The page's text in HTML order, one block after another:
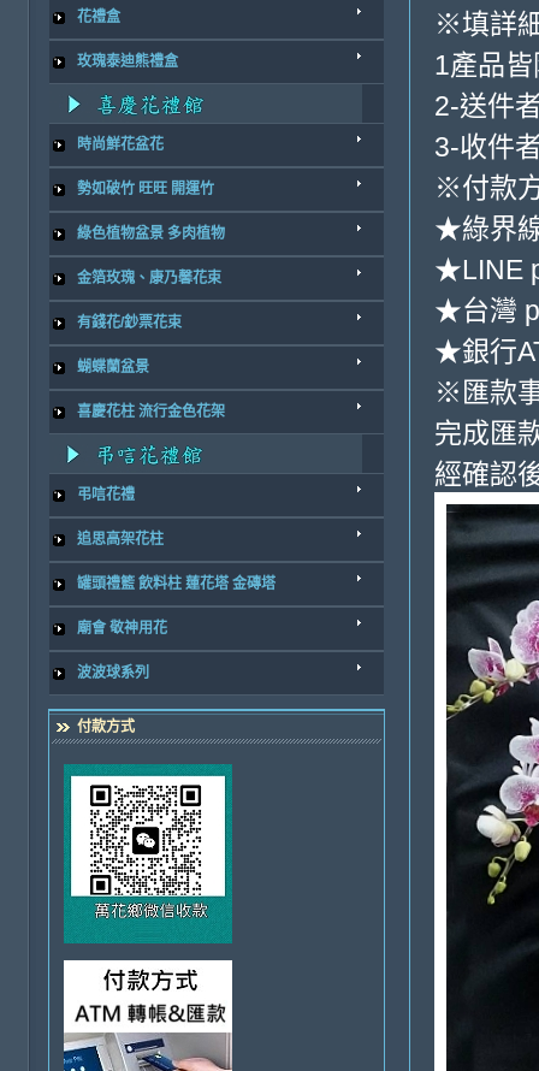
花禮盒
玫瑰泰迪熊禮盒
時尚鮮花盆花
勢如破竹 旺旺 開運竹
綠色植物盆景 多肉植物
金箔玫瑰、康乃馨花束
有錢花/鈔票花束
蝴蝶蘭盆景
喜慶花柱 流行金色花架
弔唁花禮
追思高架花柱
罐頭禮籃 飲料柱 蓮花塔 金磚塔
廟會 敬神用花
波波球系列
付款方式
※填詳
1產品
2-送件
3-收件
※付款
★綠界
★LINE
★台灣
★銀行
※匯款
完成匯
經確認